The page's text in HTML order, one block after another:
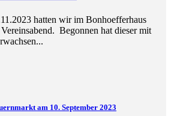
hatten wir im Bonhoefferhaus
Begonnen hat dieser mit
am 10. September 2023